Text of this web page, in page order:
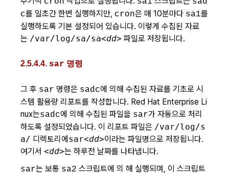
c를 일초간 한번 실행하지만, cron은 매 10분마다 sa1를
실행하도록 기본 설정되어 있습니다. 이렇게 수집된 자료
는 /var/log/sa/sa<dd> 파일로 저장됩니다.
2.5.4.4. sar 명령
그 후 sar 명령은 sadc에 의해 수집된 자료를 기초로 시
스템 활용량 리포트를 작성합니다. Red Hat Enterprise Li
nux는sadc에 의해 수집된 파일을 sar가 자동으로 처리
하도록 설정되었습니다. 이 리포트 파일은 /var/log/s
a/ 디렉토리에sar<dd>이라는 파일명으로 저장됩니다.
여기서 <dd>는 하루전 날짜를 나타냅니다.
sar는 보통 sa2 스크립트에 의 해 실행되며, 이 스크립트